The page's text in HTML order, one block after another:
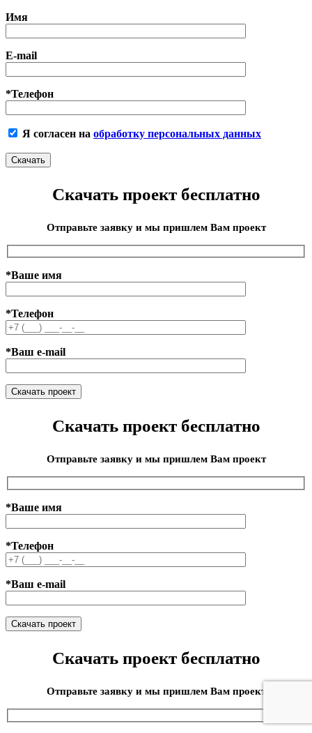
Имя
E-mail
*Телефон
Я согласен на обработку персональных данных
Скачать проект бесплатно
Отправьте заявку и мы пришлем Вам проект
*Ваше имя
*Телефон
*Ваш e-mail
Скачать проект бесплатно
Отправьте заявку и мы пришлем Вам проект
*Ваше имя
*Телефон
*Ваш e-mail
Скачать проект бесплатно
Отправьте заявку и мы пришлем Вам проект